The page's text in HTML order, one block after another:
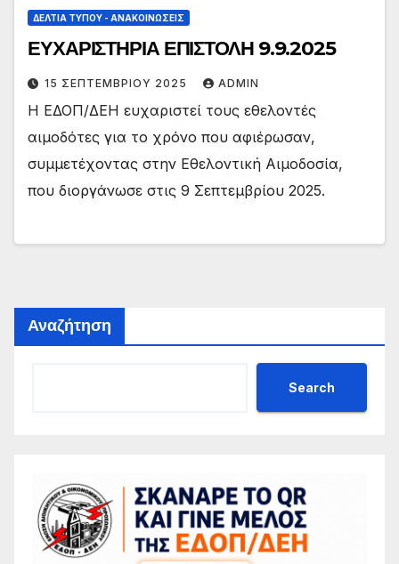
ΔΕΛΤΊΑ ΤΎΠΟΥ - ΑΝΑΚΟΙΝΏΣΕΙΣ
ΕΥΧΑΡΙΣΤΗΡΙΑ ΕΠΙΣΤΟΛΗ 9.9.2025
15 ΣΕΠΤΕΜΒΡΊΟΥ 2025 ADMIN
Η ΕΔΟΠ/ΔΕΗ ευχαριστεί τους εθελοντές
αιμοδότες για το χρόνο που αφιέρωσαν,
συμμετέχοντας στην Εθελοντική Αιμοδοσία,
που διοργάνωσε στις 9 Σεπτεμβρίου 2025.
Αναζήτηση
Search